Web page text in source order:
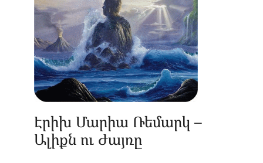
Էրիխ Մարիա Ռեմարկ –
Ալիքն ու Ժայռը